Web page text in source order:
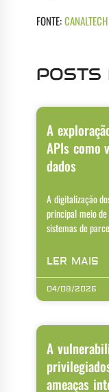
FONTE:CANALTECH
POSTS
A
APIs como
dados
A digitalização
principal meio
sistemas de
LER MAIS
04/08/2026
A
ameaças